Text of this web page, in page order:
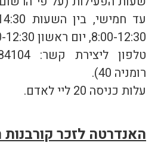
8:00-12:30, יום ראשון 9:00-12:30. בשבת סגור.
רומניה 40).
עלות כניסה 20 ליי לאדם.
האנדרטה לזכר